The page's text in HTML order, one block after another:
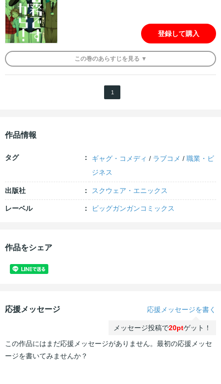
登録して購入
この巻のあらすじを 見る ▼
1
作品情報
タグ ギャグ・コメディ / ラブコメ /職業・ビ
ジネス
出版社 スクウェア・エニックス
レーベル ビッグガンガンコミックス
作品をシェア
応援メッセージ 応援メッセージを書く
メッセージ投稿で20ptゲット！
この作品にはまだ応援メッセージがありません。最初の応援メッセ
ージを書いてみませんか？